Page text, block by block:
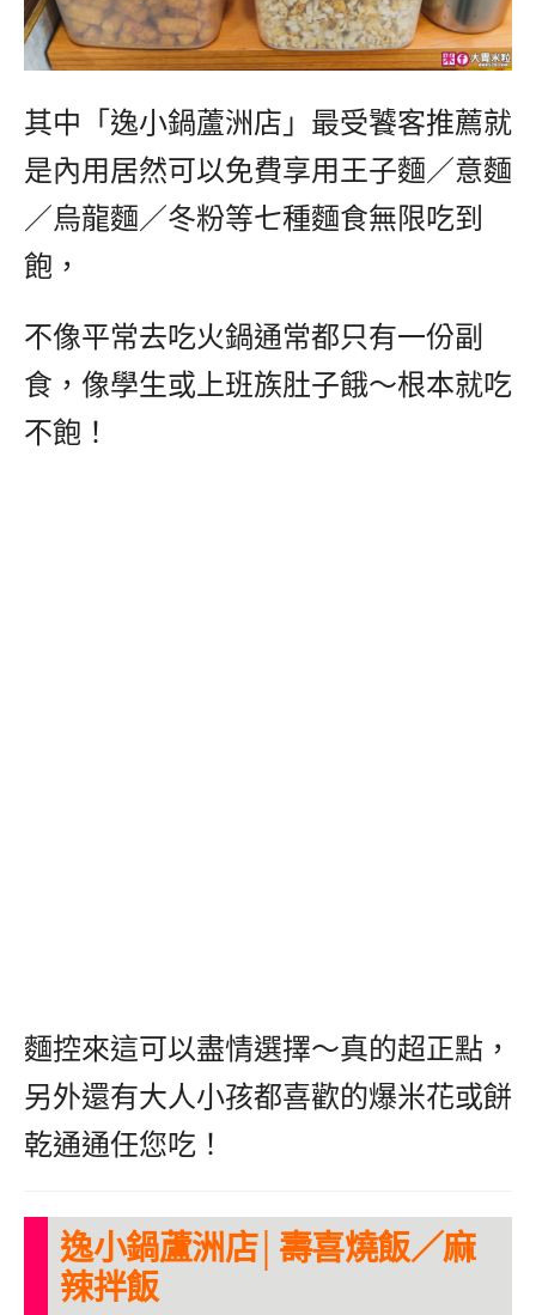
其中「逸小鍋蘆洲店」最受饕客推薦就
是內用居然可以免費享用王子麵／意麵
／烏龍麵／冬粉等七種麵食無限吃到
飽，
不像平常去吃火鍋通常都只有一份副
食，像學生或上班族肚子餓～根本就吃
不飽！
麵控來這可以盡情選擇～真的超正點，
另外還有大人小孩都喜歡的爆米花或餅
乾通通任您吃！
逸小鍋蘆洲店│壽喜燒飯／麻
辣拌飯